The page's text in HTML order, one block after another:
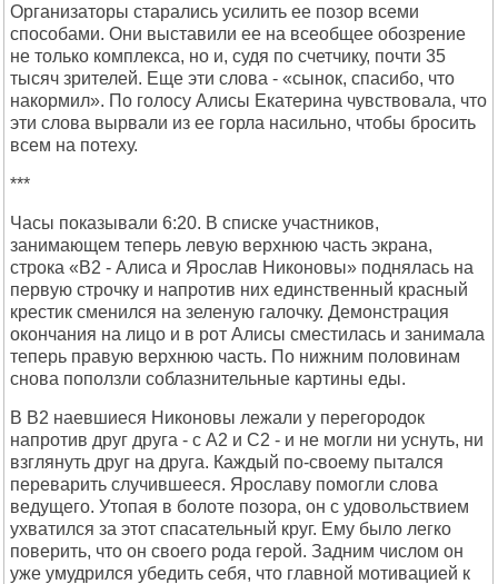
Организаторы старались усилить ее позор всеми
способами. Они выставили ее на всеобщее обозрение
не только комплекса, но и, судя по счетчику, почти 35
тысяч зрителей. Еще эти слова - «сынок, спасибо, что
накормил». По голосу Алисы Екатерина чувствовала, что
эти слова вырвали из ее горла насильно, чтобы бросить
всем на потеху.
***
Часы показывали 6:20. В списке участников,
занимающем теперь левую верхнюю часть экрана,
строка «B2 - Алиса и Ярослав Никоновы» поднялась на
первую строчку и напротив них единственный красный
крестик сменился на зеленую галочку. Демонстрация
окончания на лицо и в рот Алисы сместилась и занимала
теперь правую верхнюю часть. По нижним половинам
снова поползли соблазнительные картины еды.
В B2 наевшиеся Никоновы лежали у перегородок
напротив друг друга - с A2 и C2 - и не могли ни уснуть, ни
взглянуть друг на друга. Каждый по-своему пытался
переварить случившееся. Ярославу помогли слова
ведущего. Утопая в болоте позора, он с удовольствием
ухватился за этот спасательный круг. Ему было легко
поверить, что он своего рода герой. Задним числом он
уже умудрился убедить себя, что главной мотивацией к